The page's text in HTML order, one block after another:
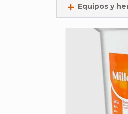
Equipos y